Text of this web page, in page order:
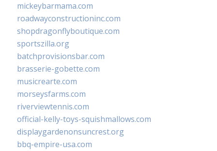
mickeybarmama.com
roadwayconstructioninc.com
shopdragonflyboutique.com
sportszilla.org
batchprovisionsbar.com
brasserie-gobette.com
musicrearte.com
morseysfarms.com
riverviewtennis.com
official-kelly-toys-squishmallows.com
displaygardenonsuncrest.org
bbq-empire-usa.com